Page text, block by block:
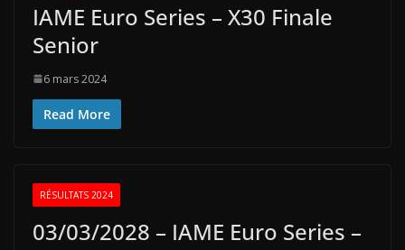
IAME Euro Series – X30 Finale
Senior
6 mars 2024
Read More
RÉSULTATS 2024
03/03/2028 – IAME Euro Series –